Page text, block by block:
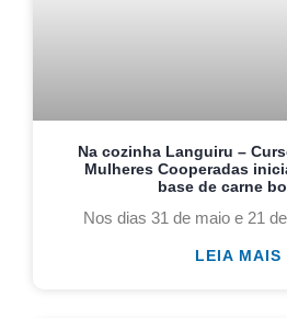
Na cozinha Languiru –
Mulheres Cooperadas
base de carne
Nos dias 31 de maio e 21
LEIA MAIS